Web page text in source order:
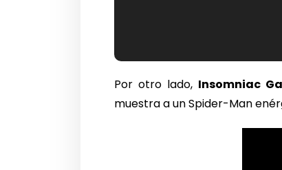
Por otro lado, Insomniac
muestra a un Spider-Man